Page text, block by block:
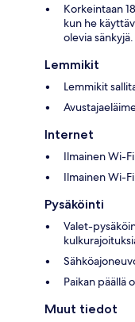
Korkeintaan
kun he
olevia sänkyjä.
Lemmikit
Lemmikit
Internet
Ilmainen Wi-
Ilmainen Wi-
Pysäköinti
Valet-
Paikan päällä
Muut tiedot